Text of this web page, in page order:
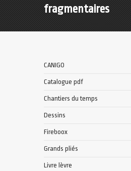
fragmentaires
CANIGO
Catalogue pdf
Chantiers du temps
Dessins
Fireboox
Grands pliés
Livre lèvre